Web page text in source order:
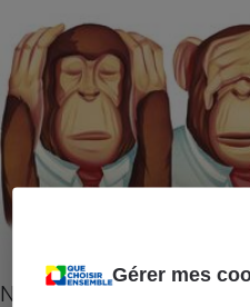
Gérer mes
Nanoparticules -